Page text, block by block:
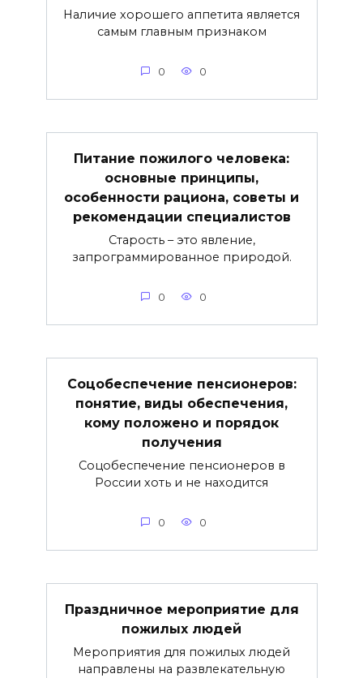
Наличие хорошего аппетита является
самым главным признаком
0 0
Питание пожилого человека:
основные принципы,
особенности рациона, советы и
рекомендации специалистов
Старость – это явление,
запрограммированное природой.
0 0
Соцобеспечение пенсионеров:
понятие, виды обеспечения,
кому положено и порядок
получения
Соцобеспечение пенсионеров в
России хоть и не находится
0 0
Праздничное мероприятие для
пожилых людей
Мероприятия для пожилых людей
направлены на развлекательную